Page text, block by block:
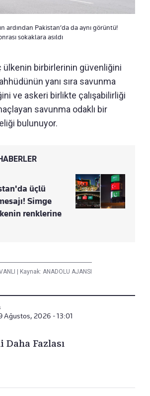
ardından Pakistan’da da aynı görüntü!
sokaklara asıldı
ülkenin birbirlerinin güvenliğini
yanı sıra savunma
ve askeri birlikte çalışabilirliği
savunma odaklı bir
bulunuyor.
üçlü
Simge
renklerine
Kaynak: ANADOLU AJANSI
Ağustos, 2026 - 13:01
Fazlası